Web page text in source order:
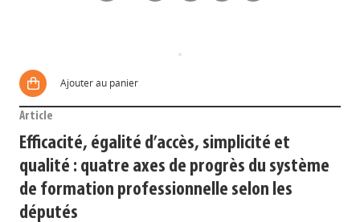
Ajouter au panier
Article
Efficacité, égalité d’accès, simplicité et
qualité : quatre axes de progrès du système
de formation professionnelle selon les
députés